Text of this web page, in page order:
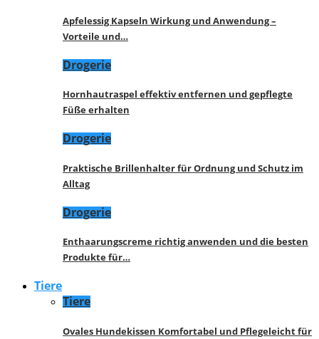
Apfelessig Kapseln Wirkung und Anwendung –
Vorteile und…
Drogerie
Hornhautraspel effektiv entfernen und gepflegte
Füße erhalten
Drogerie
Praktische Brillenhalter für Ordnung und Schutz im
Alltag
Drogerie
Enthaarungscreme richtig anwenden und die besten
Produkte für…
Tiere
Tiere
Ovales Hundekissen Komfortabel und Pflegeleicht für